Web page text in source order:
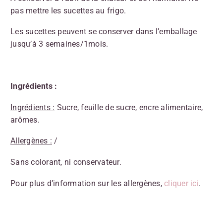
pas mettre les sucettes au frigo.
Les sucettes peuvent se conserver dans l’emballage
jusqu’à 3 semaines/1mois.
Ingrédients :
Ingrédients : Sucre, feuille de sucre, encre alimentaire,
arômes.
Allergènes : /
Sans colorant, ni conservateur.
Pour plus d’information sur les allergènes, cliquer ici.